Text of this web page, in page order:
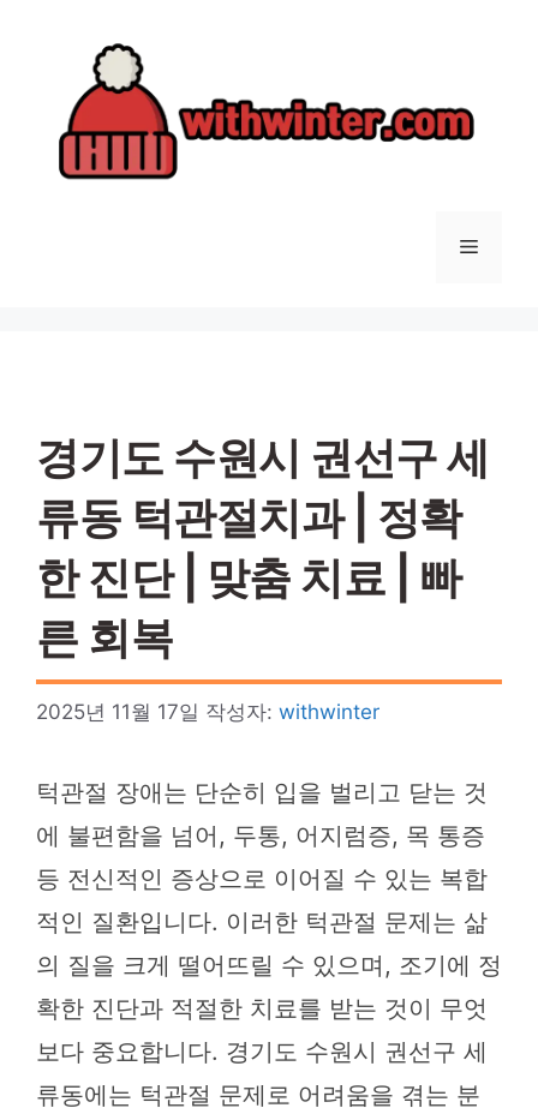
메
경기도 수원시 권선구 세
류동 턱관절치과 | 정확
한 진단 | 맞춤 치료 | 빠
른 회복
2025년 11월 17일 작성자: withwinter
턱관절 장애는 단순히 입을 벌리고 닫는 것
에 불편함을 넘어, 두통, 어지럼증, 목 통증
등 전신적인 증상으로 이어질 수 있는 복합
적인 질환입니다. 이러한 턱관절 문제는 삶
의 질을 크게 떨어뜨릴 수 있으며, 조기에 정
확한 진단과 적절한 치료를 받는 것이 무엇
보다 중요합니다. 경기도 수원시 권선구 세
류동에는 턱관절 문제로 어려움을 겪는 분